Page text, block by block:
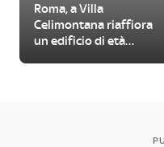
Roma, a Villa
Celimontana riaffiora
un edificio di età